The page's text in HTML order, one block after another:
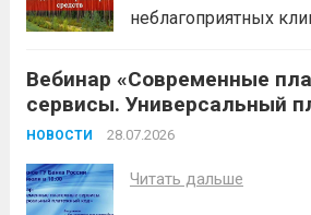
неблагоприятных
воздуха, отсутствие
порывистый ветер),
недопущения
возникновений
Вебинар «Современные
сервисы. Универсальный
код»
НОВОСТИ 28.07.2026
Читать дальше